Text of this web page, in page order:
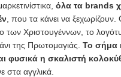
όλα τα brands
, που τα κάνει να ξεχωρίζουν.
των Χριστουγέννων, το
της Πρωτομαγιάς. Το σήμα
φυσικά η σκαλιστή
στα αγγλικά.